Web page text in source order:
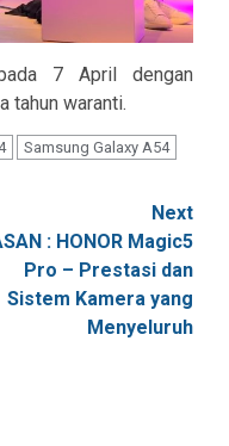
7 April dengan
tahun waranti.
Samsung Galaxy A54
Next
: HONOR Magic5
Pro – Prestasi dan
Sistem Kamera yang
Menyeluruh